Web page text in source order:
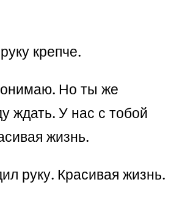
крепче.
Но ты же
ждать. У нас с тобой
жизнь.
руку. Красивая жизнь.